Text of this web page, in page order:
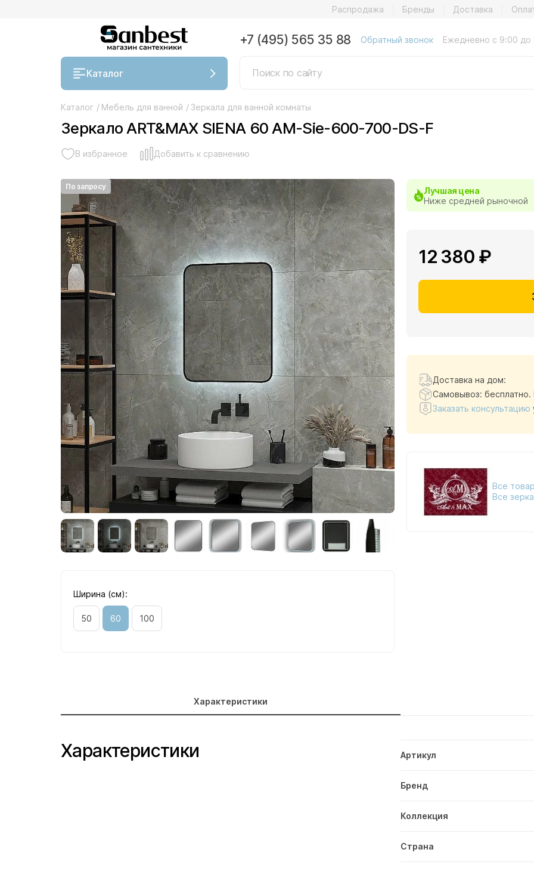
Распродажа Бренды Доставка
Каталог
+7 (495) 565 35 88 Обратный звонок Ежедневно с 9:00 до
Каталог / Мебель для ванной / Зеркала для ванной комнаты
Зеркало ART&MAX SIENA 60 AM-Sie-600-700-DS-F
В избранное Добавить к сравнению
По запросу
Ширина (см):
50 60 100
Лучшая цена
Ниже средней рыночной
12 380 ₽
Доставка на дом:
Самовывоз: бесплатно.
Заказать консультацию
Все
Все
Характеристики
Характеристики Артикул
Бренд
Коллекция
Страна